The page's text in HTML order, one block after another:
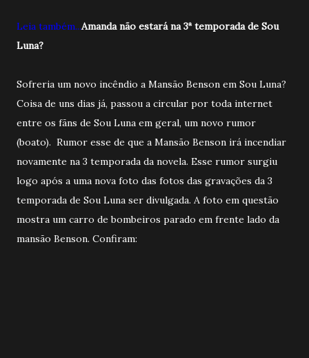
Leia também...Amanda não estará na 3ª temporada de Sou
Luna?
Sofreria um novo incêndio a Mansão Benson em Sou Luna?
Coisa de uns dias já, passou a circular por toda internet
entre os fãns de Sou Luna em geral, um novo rumor
(boato). Rumor esse de que a Mansão Benson irá incendiar
novamente na 3 temporada da novela. Esse rumor surgiu
logo após a uma nova foto das fotos das gravações da 3
temporada de Sou Luna ser divulgada. A foto em questão
mostra um carro de bombeiros parado em frente lado da
mansão Benson. Confiram: